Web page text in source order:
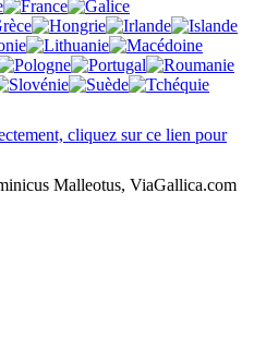
cliquez sur ce lien pour
Malleotus, ViaGallica.com